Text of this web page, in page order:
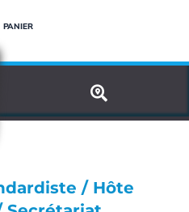
PANIER
/ Hôte